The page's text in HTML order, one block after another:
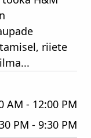
riiete
AM - 12:00 PM
PM - 9:30 PM